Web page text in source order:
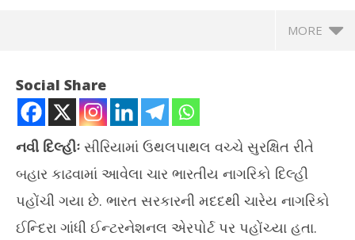
MORE
Social Share
નવી દિલ્હીઃ સીરિયામાં ઉથલપાથલ વચ્ચે સુરક્ષિત રીતે
બહાર કાઢવામાં આવેલા ચાર ભારતીય નાગરિકો દિલ્હી
પહોંચી ગયા છે. ભારત સરકારની મદદથી ચારેય નાગરિકો
ઈન્દિરા ગાંધી ઈન્ટરનેશનલ એરપોર્ટ પર પહોંચ્યા હતા.